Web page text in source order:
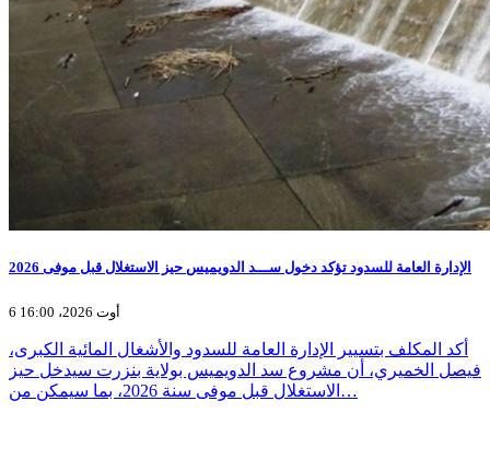
الإدارة العامة للسدود تؤكد دخول ســـد الدويميس حيز الاستغلال قبل موفى 2026
6 أوت 2026، 16:00
أكد المكلف بتسيير الإدارة العامة للسدود والأشغال المائية الكبرى،
فيصل الخميري، أن مشروع سد الدويميس بولاية بنزرت سيدخل حيز
الاستغلال قبل موفى سنة 2026، بما سيمكن من…